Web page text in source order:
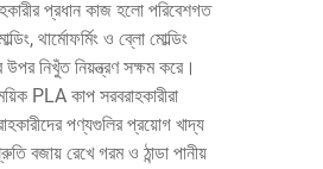
প্রধান কাজ হলো পরিবেশগত
থার্মোফর্মিং ও ব্লো মোল্ডিং
নিখুঁত নিয়ন্ত্রণ সক্ষম করে।
PLA কাপ সরবরাহকারীরা
পণ্যগুলির প্রয়োগ খাদ্য
বজায় রেখে গরম ও ঠান্ডা পানীয়